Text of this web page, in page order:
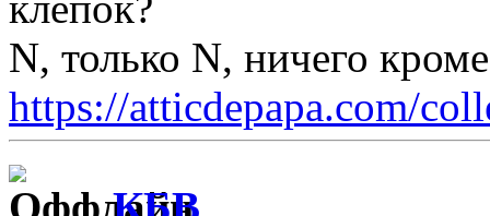
N, только N, ничего
https://atticdepapa.com/